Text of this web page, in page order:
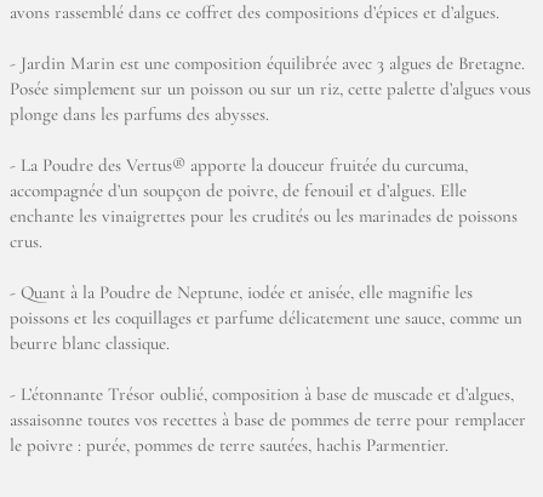
avons rassemblé dans ce coffret des compositions d’épices et d’algues.
- Jardin Marin est une composition équilibrée avec 3 algues de Bretagne.
Posée simplement sur un poisson ou sur un riz, cette palette d’algues vous
plonge dans les parfums des abysses.
- La Poudre des Vertus® apporte la douceur fruitée du curcuma,
accompagnée d’un soupçon de poivre, de fenouil et d’algues. Elle
enchante les vinaigrettes pour les crudités ou les marinades de poissons
crus.
- Quant à la Poudre de Neptune, iodée et anisée, elle magnifie les
poissons et les coquillages et parfume délicatement une sauce, comme un
beurre blanc classique.
- L’étonnante Trésor oublié, composition à base de muscade et d’algues,
assaisonne toutes vos recettes à base de pommes de terre pour remplacer
le poivre : purée, pommes de terre sautées, hachis Parmentier.